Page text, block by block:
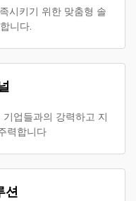
시키기 위한 맞춤형 솔
니다.
업들과의 강력하고 지
력합니다
션